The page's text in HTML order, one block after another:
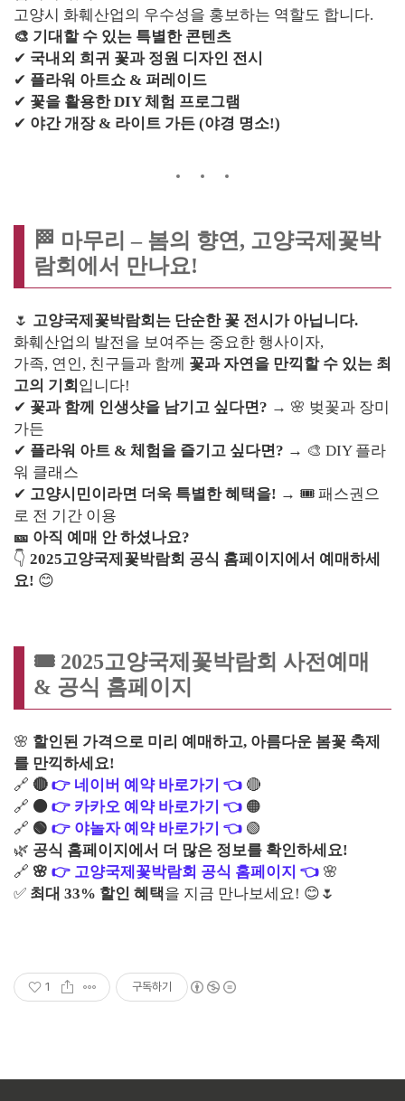
고양시 화훼산업의 우수성을 홍보하는 역할도 합니다.
🎨 기대할 수 있는 특별한 콘텐츠
✔ 국내외 희귀 꽃과 정원 디자인 전시
✔ 플라워 아트쇼 & 퍼레이드
✔ 꽃을 활용한 DIY 체험 프로그램
✔ 야간 개장 & 라이트 가든 (야경 명소!)
🏁 마무리 – 봄의 향연, 고양국제꽃박
람회에서 만나요!
🌷 고양국제꽃박람회는 단순한 꽃 전시가 아닙니다.
화훼산업의 발전을 보여주는 중요한 행사이자,
가족, 연인, 친구들과 함께 꽃과 자연을 만끽할 수 있는 최
고의 기회 입니다!
✔ 꽃과 함께 인생샷을 남기고 싶다면? → 🌸 벚꽃과 장미
가든
✔ 플라워 아트 & 체험을 즐기고 싶다면? → 🎨 DIY 플라
워 클래스
✔ 고양시민이라면 더욱 특별한 혜택을! → 🎟 패스권으
로 전 기간 이용
🎫 아직 예매 안 하셨나요?
👇 2025고양국제꽃박람회 공식 홈페이지에서 예매하세
요! 😊
🎟 2025고양국제꽃박람회 사전예매
& 공식 홈페이지
🌸 할인된 가격으로 미리 예매하고, 아름다운 봄꽃 축제
를 만끽하세요!
🔗 🔴 👉 네이버 예약 바로가기 👈 🔴
🔗 🟠 👉 카카오 예약 바로가기 👈 🟠
🔗 🟢 👉 야놀자 예약 바로가기 👈 🟢
🌿 공식 홈페이지에서 더 많은 정보를 확인하세요!
🔗 🌸 👉 고양국제꽃박람회 공식 홈페이지 👈 🌸
✅ 최대 33% 할인 혜택을 지금 만나보세요! 😊🌷
1 구독하기